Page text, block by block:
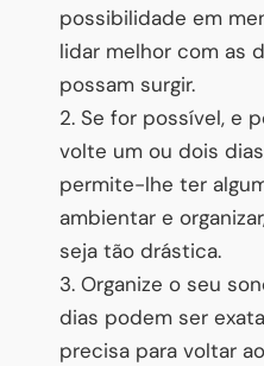
possibilidade em
lidar melhor com as
possam surgir.
2. Se for possível, e
volte um ou dois
permite-lhe ter
ambientar e
seja tão drástica.
3. Organize o seu
dias podem ser
precisa para voltar